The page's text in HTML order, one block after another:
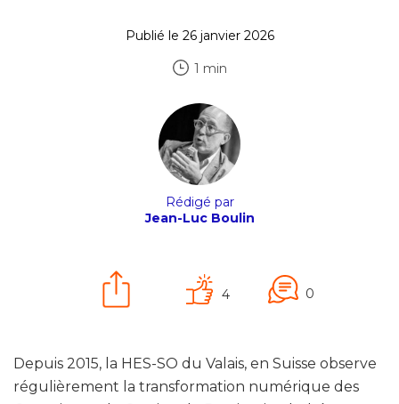
Publié le 26 janvier 2026
1 min
Rédigé par
Jean-Luc Boulin
4 0
Depuis 2015, la HES-SO du Valais, en Suisse observe
régulièrement la transformation numérique des